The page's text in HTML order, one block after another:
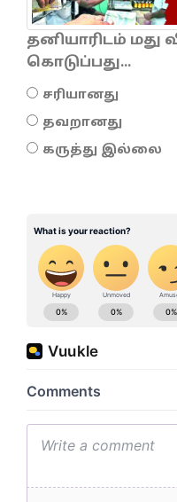
தனியாரிடம்
கொடுப்பது...
சரியானது
தவறானது
கருத்து இல்லை